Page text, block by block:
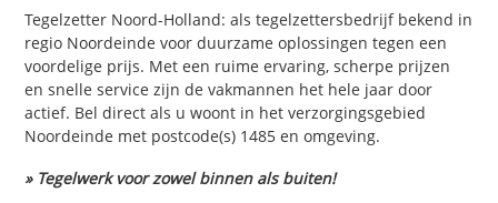
Tegelzetter Noord-Holland: als tegelzettersbedrijf bekend in
regio Noordeinde voor duurzame oplossingen tegen een
voordelige prijs. Met een ruime ervaring, scherpe prijzen
en snelle service zijn de vakmannen het hele jaar door
actief. Bel direct als u woont in het verzorgingsgebied
Noordeinde met postcode(s) 1485 en omgeving.
» Tegelwerk voor zowel binnen als buiten!